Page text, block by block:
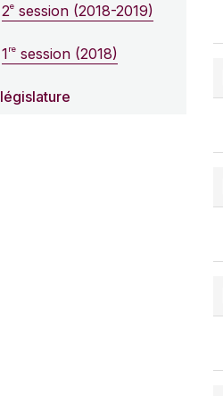
2e session (2018-2019)
1re session (2018)
législature